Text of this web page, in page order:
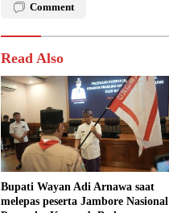
Comment
Read Also
Bupati Wayan Adi Arnawa saat
melepas peserta Jambore Nasional